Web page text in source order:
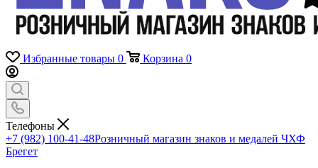
Избранные товары 0 Корзина 0
Телефоны
+7 (982) 100-41-48Розничный магазин знаков и медалей ЧХФ
Брегет